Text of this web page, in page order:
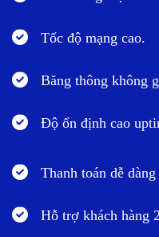
Tốc độ mạng cao.
Băng thông không
Độ ổn định cao
Thanh toán dễ
Hỗ trợ khách hàng